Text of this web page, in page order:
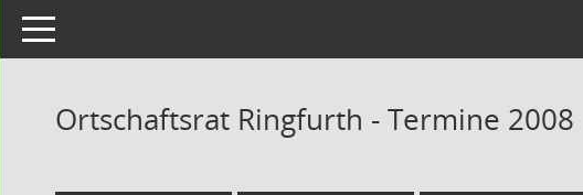
Toggle navigation
Ortschaftsrat Ringfurth - Termine 2008